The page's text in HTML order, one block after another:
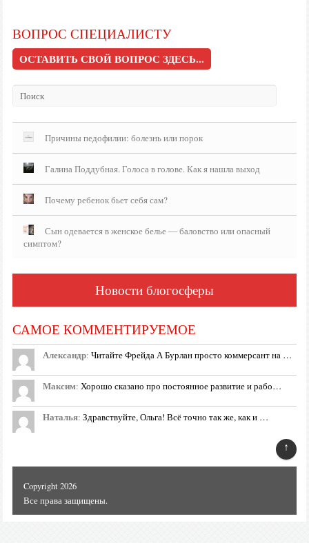
ВОПРОС СПЕЦИАЛИСТУ
ОСТАВИТЬ СВОЙ ВОПРОС ЗДЕСЬ...
Причины педофилии: болезнь или порок
Галина Поддубная. Голоса в голове. Как я нашла выход
Почему ребенок бьет себя сам?
Сын одевается в женское белье — баловство или опасный
симптом?
Новости блогосферы
САМОЕ КОММЕНТИРУЕМОЕ
Александр: Читайте Фрейда А Бурлан просто коммерсант на …
Максим: Хорошо сказано про постоянное развитие и рабо…
Наталья: Здравствуйте, Ольга! Всё точно так же, как и …
Copyright 2026
Все права защищены.
↑